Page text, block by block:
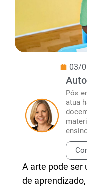
03/
Pós
atua
A arte pode ser
de